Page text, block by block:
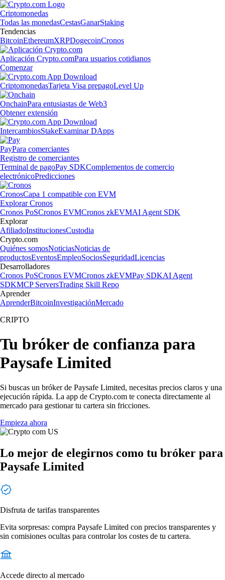
Criptomonedas
Todas las monedasCestasGanarStaking
Tendencias
BitcoinEthereumXRPDogecoinCronos
Aplicación Crypto.comPara usuarios cotidianos
Comenzar
CriptomonedasTarjeta Visa prepagoLevel Up
OnchainPara entusiastas de Web3
Obtener extensión
IntercambiosStakeExaminar DApps
PayPara comerciantes
Registro de comerciantes
Terminal de pagoPay SDKComplementos de comercio
electrónicoPredicciones
CronosCapa 1 compatible con EVM
Explorar Cronos
Cronos PoSCronos EVMCronos zkEVMAI Agent SDK
Explorar
AfiliadoInstitucionesCustodia
Crypto.com
Quiénes somosNoticiasNoticias de
productosEventosEmpleoSociosSeguridadLicencias
Desarrolladores
Cronos PoSCronos EVMCronos zkEVMPay SDKAI Agent
SDKMCP ServersTrading Skill Repo
Aprender
AprenderBitcoinInvestigaciónMercado
CRIPTO
Tu bróker de confianza para
Paysafe Limited
Si buscas un bróker de Paysafe Limited, necesitas precios claros y una
ejecución rápida. La app de Crypto.com te conecta directamente al
mercado para gestionar tu cartera sin fricciones.
Empieza ahora
Lo mejor de elegirnos como tu bróker para
Paysafe Limited
Disfruta de tarifas transparentes
Evita sorpresas: compra Paysafe Limited con precios transparentes y
sin comisiones ocultas para controlar los costes de tu cartera.
Accede directo al mercado